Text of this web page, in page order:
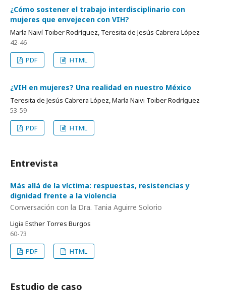
¿Cómo sostener el trabajo interdisciplinario con
mujeres que envejecen con VIH?
Marla Naiví Toiber Rodríguez, Teresita de Jesús Cabrera López
42-46
PDF
HTML
¿VIH en mujeres? Una realidad en nuestro México
Teresita de Jesús Cabrera López, Marla Naivi Toiber Rodríguez
53-59
PDF
HTML
Entrevista
Más allá de la víctima: respuestas, resistencias y
dignidad frente a la violencia
Conversación con la Dra. Tania Aguirre Solorio
Ligia Esther Torres Burgos
60-73
PDF
HTML
Estudio de caso